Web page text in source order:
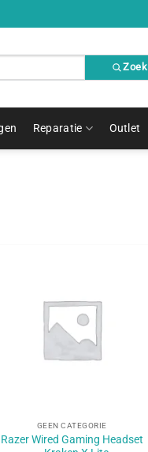
Zoek
Reparatie Outlet
GEEN CATEGORIE
Razer Wired Gaming Headset